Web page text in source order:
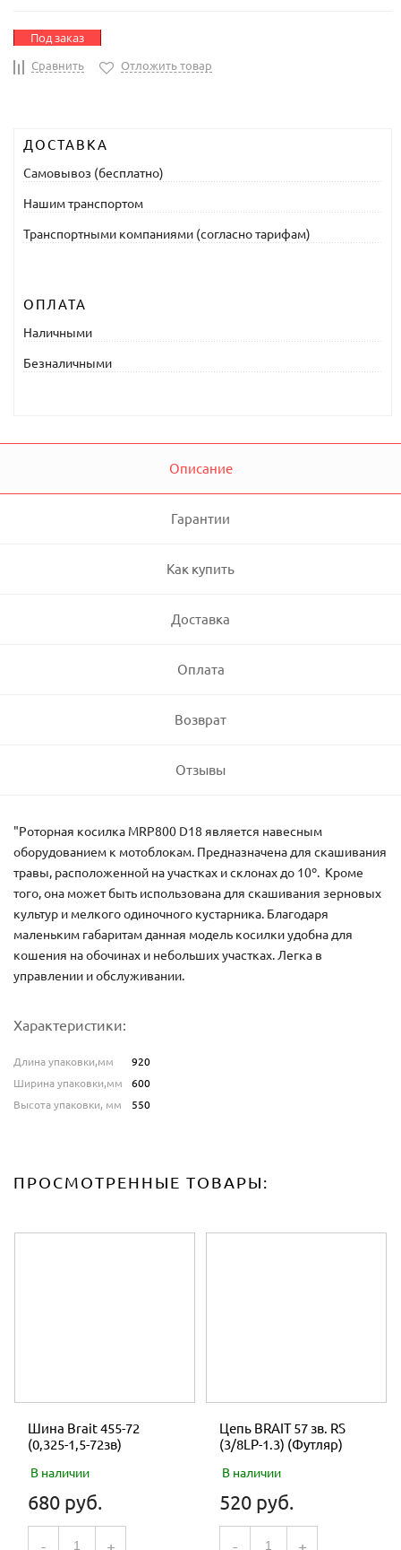
Под заказ
Сравнить Отложить товар
ДОСТАВКА
Самовывоз (бесплатно)
Нашим транспортом
Транспортными компаниями (согласно тарифам)
ОПЛАТА
Наличными
Безналичными
Описание
Гарантии
Как купить
Доставка
Оплата
Возврат
Отзывы
"Роторная косилка MRP800 D18 является навесным
оборудованием к мотоблокам. Предназначена для скашивания
травы, расположенной на участках и склонах до 10º. Кроме
того, она может быть использована для скашивания зерновых
культур и мелкого одиночного кустарника. Благодаря
маленьким габаритам данная модель косилки удобна для
кошения на обочинах и небольших участках. Легка в
управлении и обслуживании.
Характеристики:
Длина упаковки,мм
920
Ширина упаковки,мм
600
Высота упаковки, мм
550
ПРОСМОТРЕННЫЕ ТОВАРЫ:
Шина Brait 455-72
(0,325-1,5-72зв)
В наличии
680 руб.
- +
Цепь BRAIT 57 зв. RS
(3/8LP-1.3) (Футляр)
В наличии
520 руб.
- +